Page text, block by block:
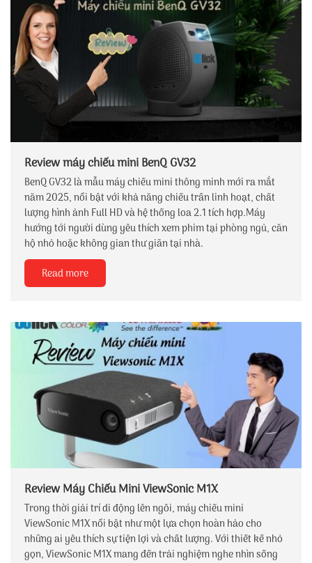
Review máy chiếu mini BenQ GV32
BenQ GV32 là mẫu máy chiếu mini thông minh mới ra mắt
năm 2025, nổi bật với khả năng chiếu trần linh hoạt, chất
lượng hình ảnh Full HD và hệ thống loa 2.1 tích hợp.Máy
hướng tới người dùng yêu thích xem phim tại phòng ngủ, căn
hộ nhỏ hoặc không gian thư giãn tại nhà.
Read more
Review Máy Chiếu Mini ViewSonic M1X
Trong thời giải trí di động lên ngôi, máy chiếu mini
ViewSonic M1X nổi bật như một lựa chọn hoàn hảo cho
những ai yêu thích sự tiện lợi và chất lượng. Với thiết kế nhỏ
gọn, ViewSonic M1X mang đến trải nghiệm nghe nhìn sống